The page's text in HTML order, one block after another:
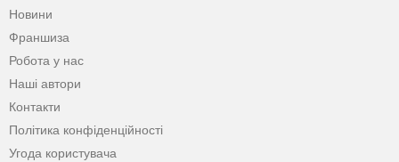
Новини
Франшиза
Робота у нас
Наші автори
Контакти
Політика конфіденційності
Угода користувача